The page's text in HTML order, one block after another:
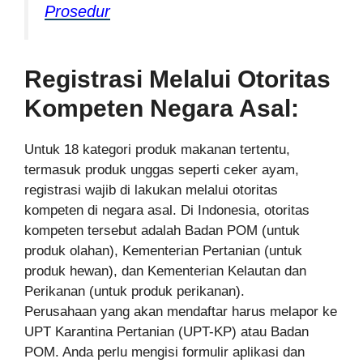
Prosedur
Registrasi Melalui Otoritas
Kompeten Negara Asal:
Untuk 18 kategori produk makanan tertentu,
termasuk produk unggas seperti ceker ayam,
registrasi wajib di lakukan melalui otoritas
kompeten di negara asal. Di Indonesia, otoritas
kompeten tersebut adalah Badan POM (untuk
produk olahan), Kementerian Pertanian (untuk
produk hewan), dan Kementerian Kelautan dan
Perikanan (untuk produk perikanan).
Perusahaan yang akan mendaftar harus melapor ke
UPT Karantina Pertanian (UPT-KP) atau Badan
POM. Anda perlu mengisi formulir aplikasi dan